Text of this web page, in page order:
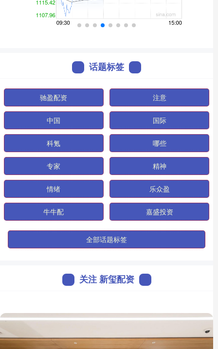
话题标签
驰盈配资 注意
中国 国际
科氪 哪些
专家 精神
情绪 乐众盈
牛牛配 嘉盛投资
全部话题标签
关注 新玺配资